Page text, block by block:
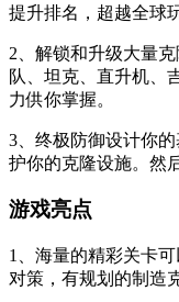
提升排名，超越全球
2、解锁和升级大量
队、坦克、直升机、
力供你掌握。
3、终极防御设计你
护你的克隆设施。然
游戏亮点
1、海量的精彩关卡
对策，有规划的制造